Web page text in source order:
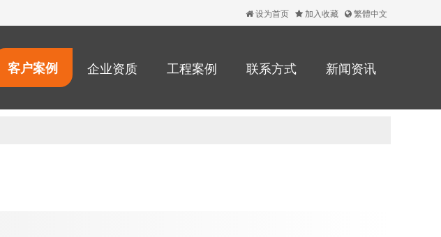
设为首页 加入收藏 繁體中文
新闻资讯
联系方式
工程案例
企业资质
客户案例